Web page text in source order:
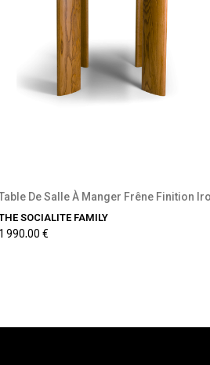
SOCIALITE FAMILY
Précommande disponible
1 990,00 €